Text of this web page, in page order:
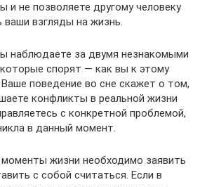
и не позволяете другому человеку
взгляды на жизнь.
наблюдаете за двумя незнакомыми
спорят — как вы к этому
поведение во сне скажет о том,
конфликты в реальной жизни
с конкретной проблемой,
в данный момент.
жизни необходимо заявить
с собой считаться. Если в